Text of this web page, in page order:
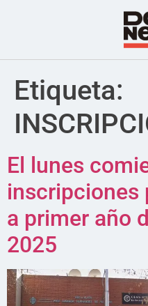
Etiqueta:
El lunes
inscripciones
a primer año
2025